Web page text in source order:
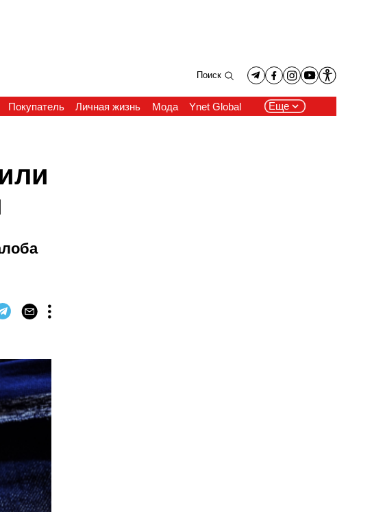
Поиск
Покупатель Личная жизнь Мода Ynet Global Еще